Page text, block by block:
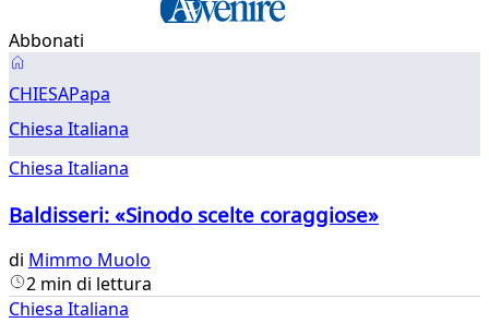
Abbonati
Chiesa
CHIESAPapa
Chiesa Italiana
Chiesa Italiana
Baldisseri: «Sinodo scelte coraggiose»
di Mimmo Muolo
2 min di lettura
Chiesa Italiana